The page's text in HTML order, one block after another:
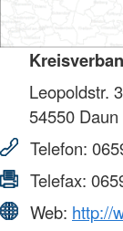
Leopoldstr.
54550 Daun
Telefon:
Telefax:
Web: http://